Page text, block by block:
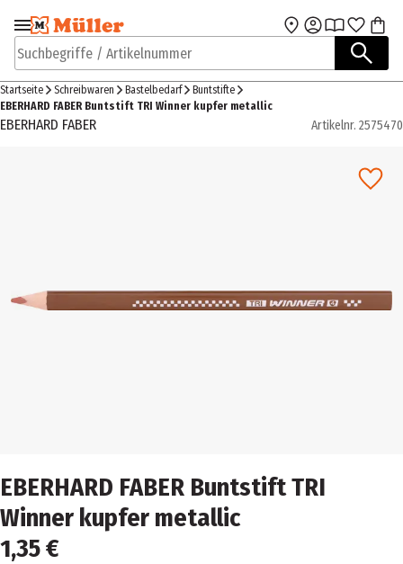
Zur Navigation
springen
Zum Hauptinhalt
Suchbegriffe / Artikelnummer
Startseite Schreibwaren Bastelbedarf
Buntstifte
EBERHARD FABER Buntstift TRI Winner kupfer metallic
EBERHARD FABER Artikelnr. 2575470
EBERHARD FABER Buntstift TRI
Winner kupfer metallic
1,35 €